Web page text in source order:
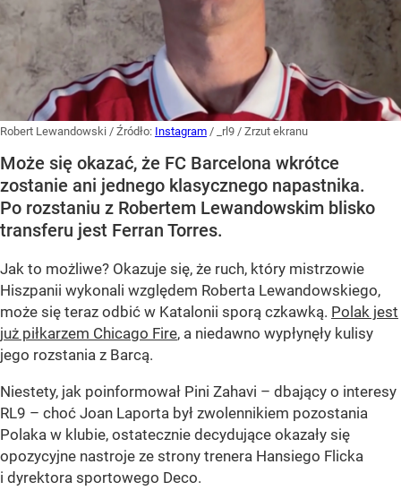
Robert Lewandowski / Źródło: Instagram / _rl9 / Zrzut ekranu
Może się okazać, że FC Barcelona wkrótce
zostanie ani jednego klasycznego napastnika.
Po rozstaniu z Robertem Lewandowskim blisko
transferu jest Ferran Torres.
Jak to możliwe? Okazuje się, że ruch, który mistrzowie
Hiszpanii wykonali względem Roberta Lewandowskiego,
może się teraz odbić w Katalonii sporą czkawką. Polak jest
już piłkarzem Chicago Fire, a niedawno wypłynęły kulisy
jego rozstania z Barcą.
Niestety, jak poinformował Pini Zahavi – dbający o interesy
RL9 – choć Joan Laporta był zwolennikiem pozostania
Polaka w klubie, ostatecznie decydujące okazały się
opozycyjne nastroje ze strony trenera Hansiego Flicka
i dyrektora sportowego Deco.